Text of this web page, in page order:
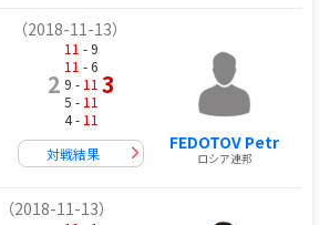
（2018-11-13）
2
11 - 9
11 - 6
9 - 11
5 - 11
4 - 11
3
対戦結果
FEDOTOV Petr
ロシア連邦
（2018-11-13）